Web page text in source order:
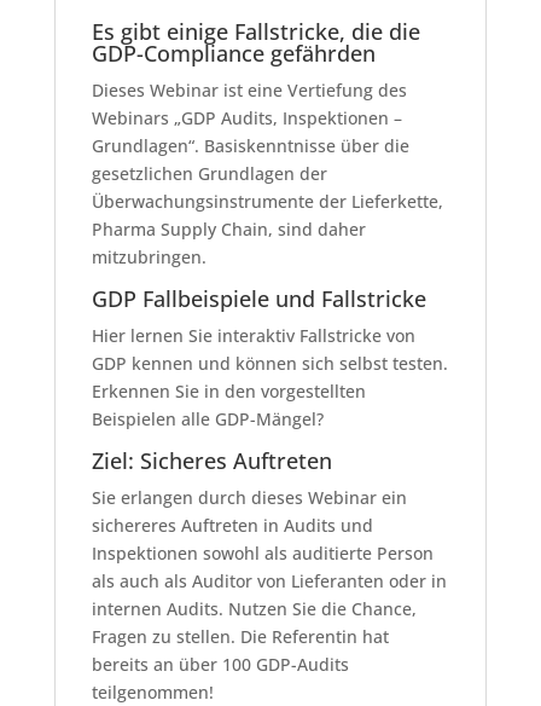
Es gibt einige Fallstricke, die die
GDP-Compliance gefährden
Dieses Webinar ist eine Vertiefung des
Webinars „GDP Audits, Inspektionen –
Grundlagen“. Basiskenntnisse über die
gesetzlichen Grundlagen der
Überwachungsinstrumente der Lieferkette,
Pharma Supply Chain, sind daher
mitzubringen.
GDP Fallbeispiele und Fallstricke
Hier lernen Sie interaktiv Fallstricke von
GDP kennen und können sich selbst testen.
Erkennen Sie in den vorgestellten
Beispielen alle GDP-Mängel?
Ziel: Sicheres Auftreten
Sie erlangen durch dieses Webinar ein
sichereres Auftreten in Audits und
Inspektionen sowohl als auditierte Person
als auch als Auditor von Lieferanten oder in
internen Audits. Nutzen Sie die Chance,
Fragen zu stellen. Die Referentin hat
bereits an über 100 GDP-Audits
teilgenommen!